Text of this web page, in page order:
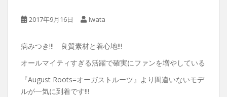
2017年9月16日 Iwata
病みつき!!! 良質素材と着心地!!!
オールマイティすぎる活躍で確実にファンを増やしている
『August Roots=オーガストルーツ』より間違いないモデ
ルが一気に到着です!!!